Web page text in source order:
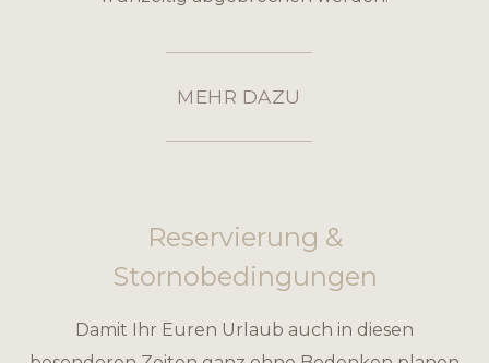
MEHR DAZU
Reservierung &
Stornobedingungen
Damit Ihr Euren Urlaub auch in diesen